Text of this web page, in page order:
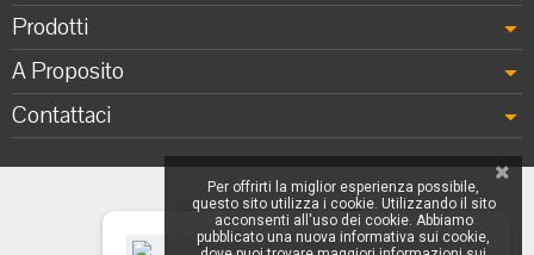
Prodotti
A Proposito
Contattaci
Per offrirti la miglior esperienza possibile,
questo sito utilizza i cookie. Utilizzando il sito
acconsenti all'uso dei cookie. Abbiamo
pubblicato una nuova informativa sui cookie,